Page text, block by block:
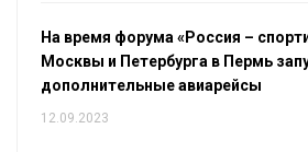
На время форума «Россия –
Москвы и Петербурга в Пермь
дополнительные авиарейсы
12.09.2023